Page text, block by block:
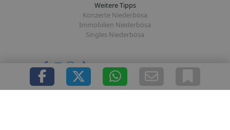
Weitere Tipps
Konzerte Niederbösa
Immobilien Niederbösa
Singles Niederbösa